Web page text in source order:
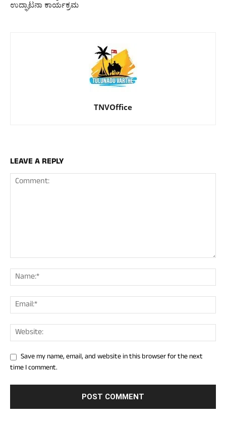
ಉದ್ಘಾಟನಾ ಕಾರ್ಯಕ್ರಮ
TNVOffice
LEAVE A REPLY
Save my name, email, and website in this browser for the next
time I comment.